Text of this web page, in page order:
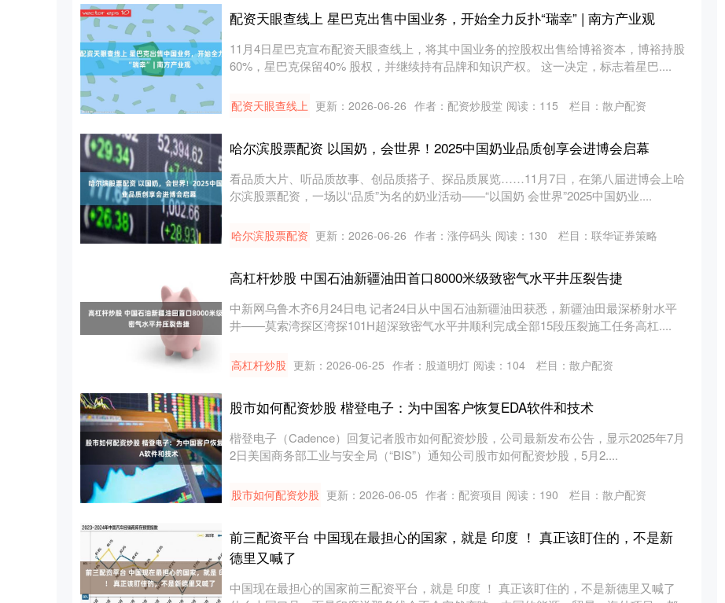
配资天眼查线上 星巴克出售中国业务，开始全力反扑“瑞幸” | 南方产业观
11月4日星巴克宣布配资天眼查线上，将其中国业务的控股权出售给博裕资本，博裕持股
60%，星巴克保留40% 股权，并继续持有品牌和知识产权。 这一决定，标志着星巴....
配资天眼查线上 更新：2026-06-26 作者：配资炒股堂 阅读： 115 栏目： 散户配资
哈尔滨股票配资 以国奶，会世界！2025中国奶业品质创享会进博会启幕
看品质大片、听品质故事、创品质搭子、探品质展览……11月7日，在第八届进博会上哈
尔滨股票配资，一场以“品质”为名的奶业活动——“以国奶 会世界”2025中国奶业....
哈尔滨股票配资 更新：2026-06-26 作者：涨停码头 阅读： 130 栏目： 联华证券策略
高杠杆炒股 中国石油新疆油田首口8000米级致密气水平井压裂告捷
中新网乌鲁木齐6月24日电 记者24日从中国石油新疆油田获悉，新疆油田最深桥射水平
井——莫索湾探区湾探101H超深致密气水平井顺利完成全部15段压裂施工任务高杠....
高杠杆炒股 更新：2026-06-25 作者：股道明灯 阅读： 104 栏目： 散户配资
股市如何配资炒股 楷登电子：为中国客户恢复EDA软件和技术
楷登电子（Cadence）回复记者股市如何配资炒股，公司最新发布公告，显示2025年7月
2日美国商务部工业与安全局（“BIS”）通知公司股市如何配资炒股，5月2....
股市如何配资炒股 更新：2026-06-05 作者：配资项目 阅读： 190 栏目： 散户配资
前三配资平台 中国现在最担心的国家，就是 印度 ！ 真正该盯住的，不是新
德里又喊了
中国现在最担心的国家前三配资平台，就是 印度 ！ 真正该盯住的，不是新德里又喊了